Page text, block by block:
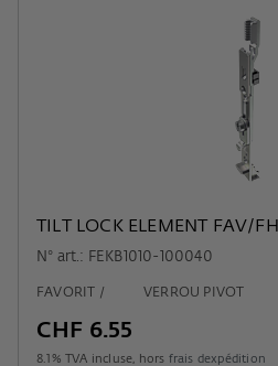
TILT LOCK ELEMENT FAV/FH
N° art.: FEKB1010-100040
FAVORIT / VERROU PIVOT
CHF 6.55
8.1 % TVA incluse, hors frais dexpédition